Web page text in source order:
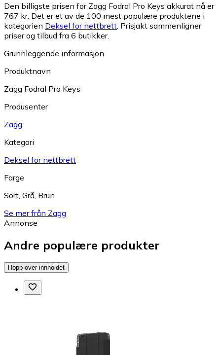
Den billigste prisen for Zagg Fodral Pro Keys akkurat nå er
767 kr. Det er et av de 100 mest populære produktene i
kategorien Deksel for nettbrett Prisjakt sammenligner
priser og tilbud fra 6 butikker.
Grunnleggende informasjon
Produktnavn
Zagg Fodral Pro Keys
Produsenter
Zagg
Kategori
Deksel for nettbrett
Farge
Sort Grå Brun
Se mer från Zagg
Annonse
Andre populære produkter
Hopp over innholdet